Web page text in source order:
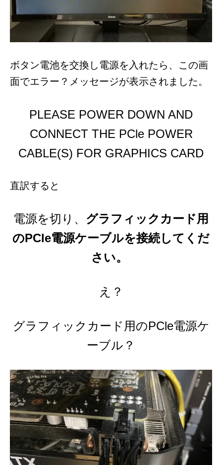
ボタン電池を交換し電源を入れたら、この画
面でエラー？メッセージが表示されました。
PLEASE POWER DOWN AND
CONNECT THE PCle POWER
CABLE(S) FOR GRAPHICS CARD
直訳すると
電源を切り、 グラフィックカード用
のPCle電源ケーブルを接続してくだ
さい。
え？
グラフィックカード用のPCle電源ケ
ーブル？